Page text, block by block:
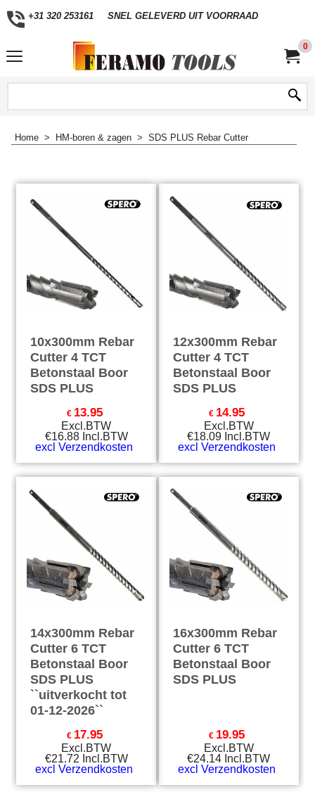
+31 320 253161 SNEL GELEVERD UIT VOORRAAD
0
Home > HM-boren & zagen > SDS PLUS Rebar Cutter
10x300mm Rebar
Cutter 4 TCT
Betonstaal Boor
SDS PLUS
€ 13.95
Excl.BTW
€16.88 Incl.BTW
excl Verzendkosten
12x300mm Rebar
Cutter 4 TCT
Betonstaal Boor
SDS PLUS
€ 14.95
Excl.BTW
€18.09 Incl.BTW
excl Verzendkosten
14x300mm Rebar
Cutter 6 TCT
Betonstaal Boor
SDS PLUS
``uitverkocht tot
01-12-2026``
€ 17.95
Excl.BTW
€21.72 Incl.BTW
excl Verzendkosten
16x300mm Rebar
Cutter 6 TCT
Betonstaal Boor
SDS PLUS
€ 19.95
Excl.BTW
€24.14 Incl.BTW
excl Verzendkosten